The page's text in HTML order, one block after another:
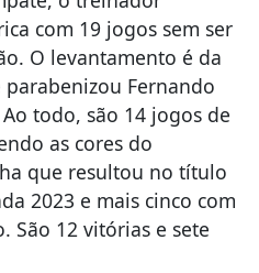
com 19 jogos sem ser
O levantamento é da
Fernando
todo, são 14 jogos de
as cores do
que resultou no título
2023 e mais cinco com
São 12 vitórias e sete